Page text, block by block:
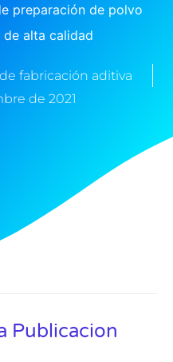
preparación de polvo
alta calidad
fabricación aditiva
de 2021
Publicacion